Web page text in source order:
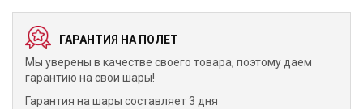
ГАРАНТИЯ НА ПОЛЕТ
Мы уверены в качестве своего товара, поэтому даем
гарантию на свои шары!
Гарантия на шары составляет 3 дня